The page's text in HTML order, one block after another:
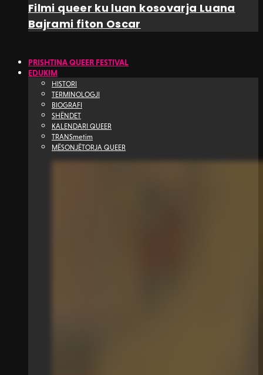
Filmi queer ku luan kosovarja Luana
Bajrami fiton Oscar
PRISHTINA QUEER FESTIVAL
EDUKIM
HISTORI
TERMINOLOGJI
BIOGRAFI
SHËNDET
KALENDARI QUEER
TRANSmetim
MËSONJËTORJA QUEER